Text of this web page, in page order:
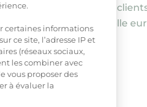
certaines informations
ce site, l’adresse IP et
(réseaux sociaux,
les combiner avec
vous proposer des
à évaluer la
de ses
délivrés à l’échelle